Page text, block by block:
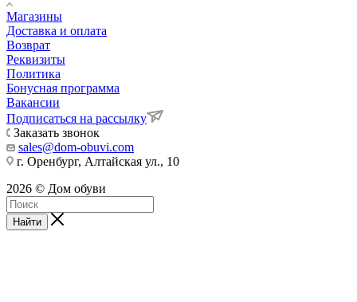
Магазины
Доставка и оплата
Возврат
Реквизиты
Политика
Бонусная программа
Вакансии
Подписаться на рассылку
Заказать звонок
sales@dom-obuvi.com
г. Оренбург, Алтайская ул., 10
2026 © Дом обуви
Найти